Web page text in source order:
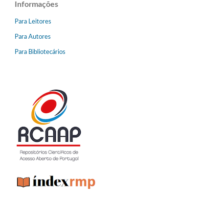
Informações
Para Leitores
Para Autores
Para Bibliotecários